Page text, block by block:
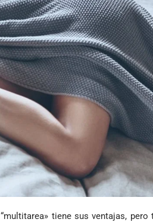
tiene sus ventajas,